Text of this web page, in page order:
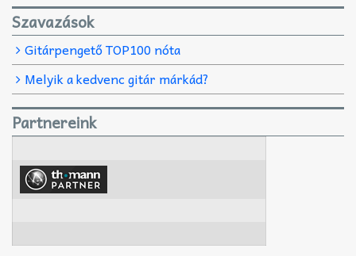
Szavazások
Gitárpengető TOP100 nóta
Melyik a kedvenc gitár márkád?
Partnereink